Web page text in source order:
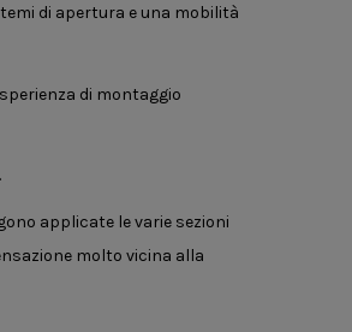
di apertura e una mobilità
di montaggio
applicate le varie sezioni
molto vicina alla